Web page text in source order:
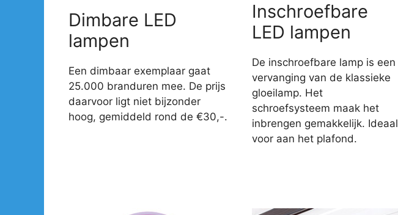
Dimbare LED
lampen
Een dimbaar exemplaar gaat
25.000 branduren mee. De prijs
daarvoor ligt niet bijzonder
hoog, gemiddeld rond de €30,-.
Inschroefbare
LED lampen
De inschroefbare lamp is een
vervanging van de klassieke
gloeilamp. Het
schroefsysteem maak het
inbrengen gemakkelijk. Ideaal
voor aan het plafond.